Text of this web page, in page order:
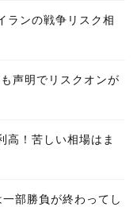
ランの戦争リスク相
声明でリスクオンが
高！苦しい相場はま
部勝負が終わってし